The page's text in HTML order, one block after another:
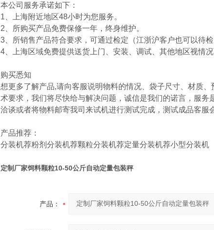
本公司服务承诺如下：
1、上海附近地区48小时为您服务。
2、所购买产品免费保修一年，终身维护。
3、所销售产品符合要求，可通过检定（江浙沪客户也可以待检
4、上海区域免费提供送货上门、安装、调试、其他地区视情
购买悉知
想更多了解产品,请向客服说明物料的情况、袋子尺寸、材质
术要求，我们将尽快给与解决问题，诚信是我们的诺言，服
洽谈或者将物料邮寄我司来试机进行测试完成，测试成品客服
产品推荐：
分装机荐粉剂分装机荐颗粒分装机荐定量分装机荐小型分装机
定制厂家饲料颗粒10-50公斤自动定量包装秤
产品：